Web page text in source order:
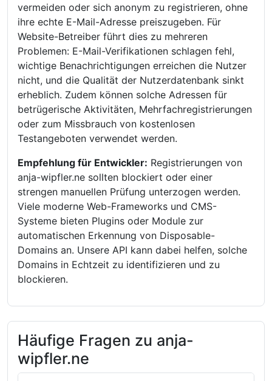
vermeiden oder sich anonym zu registrieren, ohne
ihre echte E-Mail-Adresse preiszugeben. Für
Website-Betreiber führt dies zu mehreren
Problemen: E-Mail-Verifikationen schlagen fehl,
wichtige Benachrichtigungen erreichen die Nutzer
nicht, und die Qualität der Nutzerdatenbank sinkt
erheblich. Zudem können solche Adressen für
betrügerische Aktivitäten, Mehrfachregistrierungen
oder zum Missbrauch von kostenlosen
Testangeboten verwendet werden.
Empfehlung für Entwickler: Registrierungen von
anja-wipfler.ne sollten blockiert oder einer
strengen manuellen Prüfung unterzogen werden.
Viele moderne Web-Frameworks und CMS-
Systeme bieten Plugins oder Module zur
automatischen Erkennung von Disposable-
Domains an. Unsere API kann dabei helfen, solche
Domains in Echtzeit zu identifizieren und zu
blockieren.
Häufige Fragen zu anja-
wipfler.ne